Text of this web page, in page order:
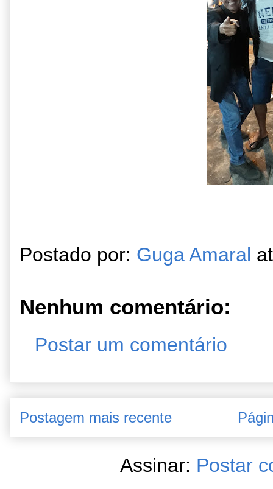
Postado por: Guga Amaral
Nenhum comentário:
Postar um comentário
Postagem mais recente
Assinar: Postar